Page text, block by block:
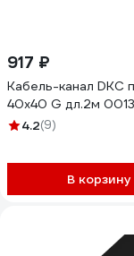
917 ₽
Кабель-канал DKC
40x40 G дл.2м
4.2(9)
В корзину